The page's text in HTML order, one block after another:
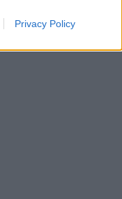
Privacy Policy